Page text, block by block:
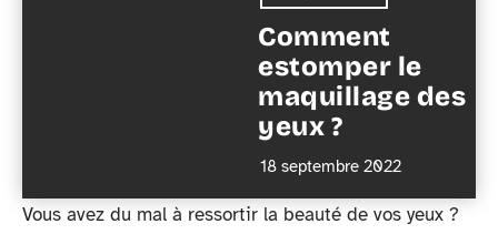
Comment
estomper le
maquillage des
yeux ?
18 septembre 2022
Vous avez du mal à ressortir la beauté de vos yeux ?